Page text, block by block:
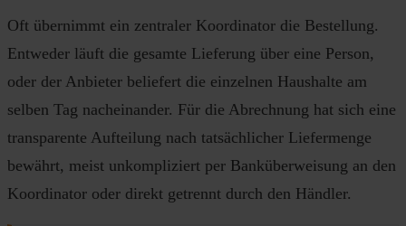
Oft übernimmt ein zentraler Koordinator die Bestellung.
Entweder läuft die gesamte Lieferung über eine Person,
oder der Anbieter beliefert die einzelnen Haushalte am
selben Tag nacheinander. Für die Abrechnung hat sich eine
transparente Aufteilung nach tatsächlicher Liefermenge
bewährt, meist unkompliziert per Banküberweisung an den
Koordinator oder direkt getrennt durch den Händler.